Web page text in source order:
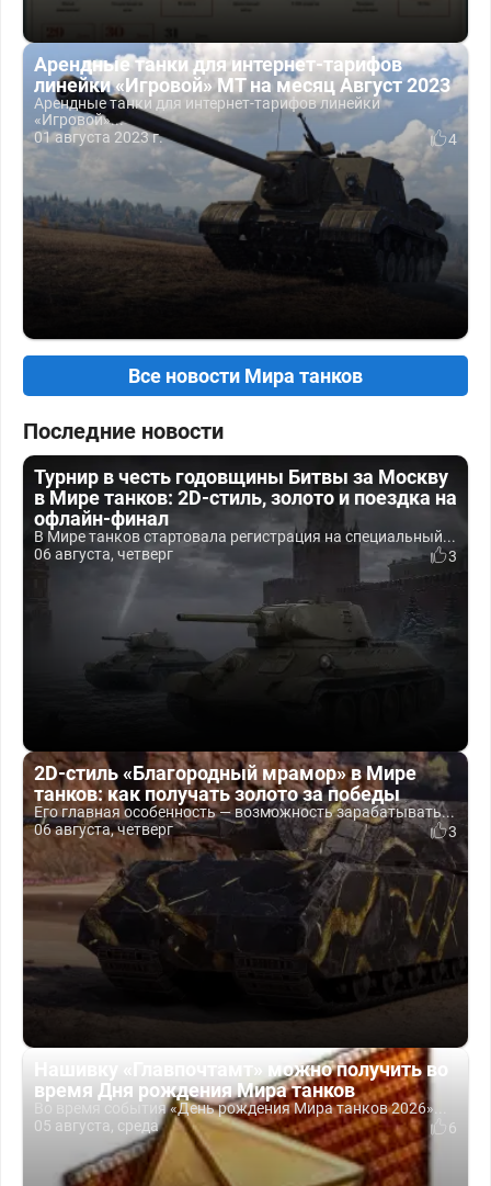
Арендные танки для интернет-тарифов
линейки «Игровой» МТ на месяц Август 2023
Арендные танки для интернет-тарифов линейки
«Игровой»...
01 августа 2023 г.
4
Все новости Мира танков
Последние новости
Турнир в честь годовщины Битвы за Москву
в Мире танков: 2D-стиль, золото и поездка на
офлайн-финал
В Мире танков стартовала регистрация на специальный...
06 августа, четверг
3
2D-стиль «Благородный мрамор» в Мире
танков: как получать золото за победы
Его главная особенность — возможность зарабатывать...
06 августа, четверг
3
Нашивку «Главпочтамт» можно получить во
время Дня рождения Мира танков
Во время события «День рождения Мира танков 2026»...
05 августа, среда
6